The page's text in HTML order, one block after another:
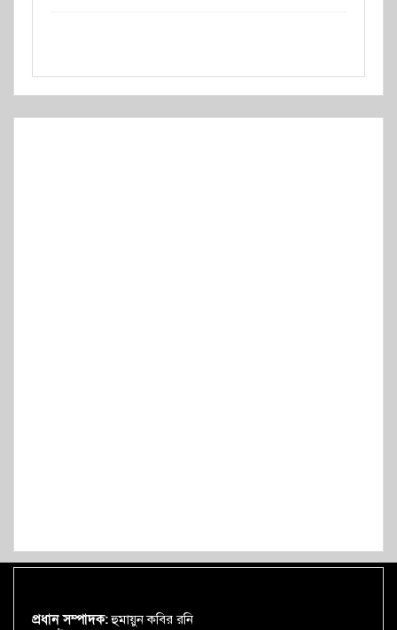
প্রধান সম্পাদক:হুমায়ুন কবির রনি